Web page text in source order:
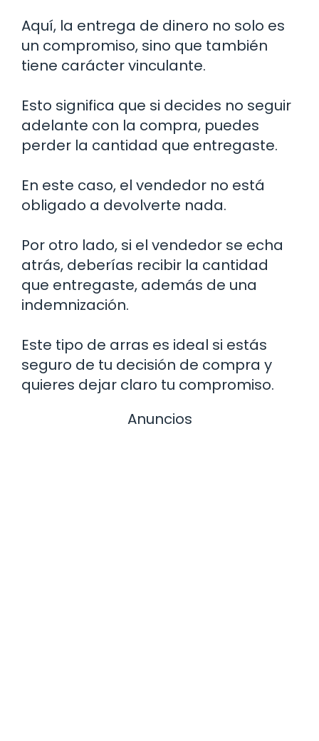
Aquí, la entrega de dinero no solo es
un compromiso, sino que también
tiene carácter vinculante.
Esto significa que si decides no seguir
adelante con la compra, puedes
perder la cantidad que entregaste.
En este caso, el vendedor no está
obligado a devolverte nada.
Por otro lado, si el vendedor se echa
atrás, deberías recibir la cantidad
que entregaste, además de una
indemnización.
Este tipo de arras es ideal si estás
seguro de tu decisión de compra y
quieres dejar claro tu compromiso.
Anuncios